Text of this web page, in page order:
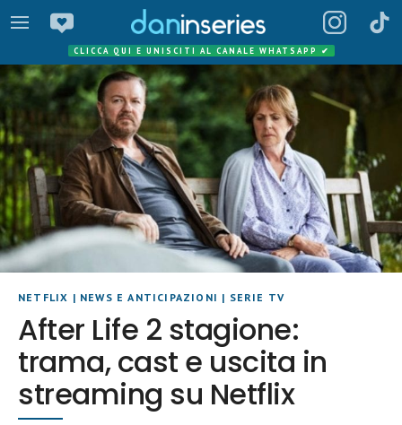
CLICCA QUI E UNISCITI AL CANALE WHATSAPP ✔
NETFLIX | NEWS E ANTICIPAZIONI | SERIE TV
After Life 2 stagione:
trama, cast e uscita in
streaming su Netflix